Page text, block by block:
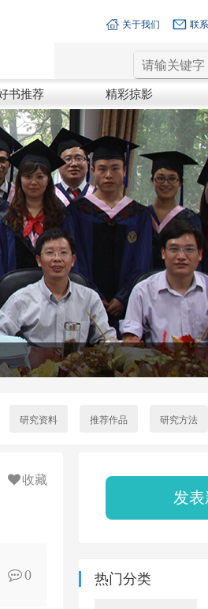
联
关于我们
书推荐 精彩掠影
研究资料 推荐作品 研究方法
收藏
0
发
热门分类